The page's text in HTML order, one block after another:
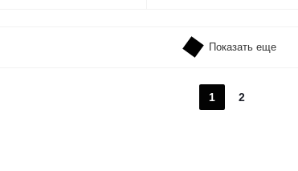
Показать еще
1 2